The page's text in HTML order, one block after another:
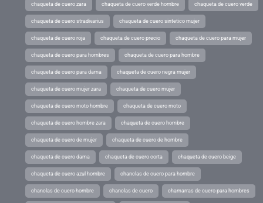
chaqueta de cuero zara chaqueta de cuero verde hombre chaqueta de cuero verde
chaqueta de cuero stradivarius chaqueta de cuero sintetico mujer
chaqueta de cuero roja chaqueta de cuero precio chaqueta de cuero para mujer
chaqueta de cuero para hombres chaqueta de cuero para hombre
chaqueta de cuero para dama chaqueta de cuero negra mujer
chaqueta de cuero mujer zara chaqueta de cuero mujer
chaqueta de cuero moto hombre chaqueta de cuero moto
chaqueta de cuero hombre zara chaqueta de cuero hombre
chaqueta de cuero de mujer chaqueta de cuero de hombre
chaqueta de cuero dama chaqueta de cuero corta chaqueta de cuero beige
chaqueta de cuero azul hombre chanclas de cuero para hombre
chanclas de cuero hombre chanclas de cuero chamarras de cuero para hombres